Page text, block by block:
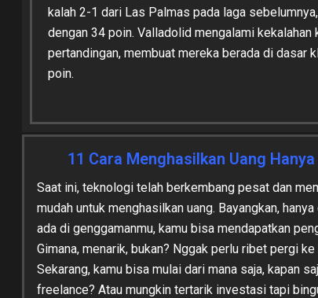
kalah 2-1 dari Las Palmas pada laga
dengan 34 poin. Valladolid mengalami
pertandingan, membuat mereka berada di dasar
poin.
11 Cara Menghasilkan Uang
Saat ini, teknologi telah berkembang pesat dan
mudah untuk menghasilkan uang. Bayangkan,
ada di genggamanmu, kamu bisa mendapatkan
Gimana, menarik, bukan? Nggak perlu ribet pergi
Sekarang, kamu bisa mulai dari mana saja, kapan
freelance? Atau mungkin tertarik investasi tapi